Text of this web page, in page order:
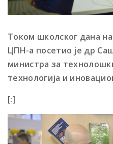
Током школског дана
ЦПН-а посетио је др
министра за
технологија и
[:]